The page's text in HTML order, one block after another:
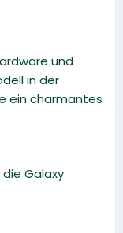
und
in der
ein charmantes
Galaxy